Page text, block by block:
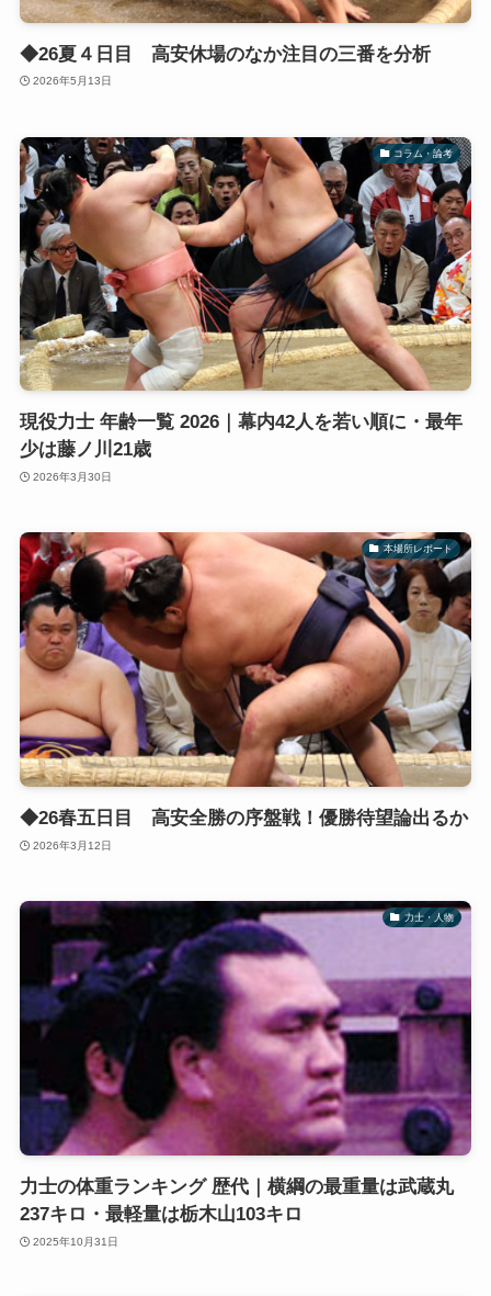
◆26夏４日目 高安休場のなか注目の三番を分析
2026年5月13日
コラム・論考
現役力士 年齢一覧 2026｜幕内42人を若い順に・最年
少は藤ノ川21歳
2026年3月30日
本場所レポート
◆26春五日目 高安全勝の序盤戦！優勝待望論出るか
2026年3月12日
力士・人物
力士の体重ランキング 歴代｜横綱の最重量は武蔵丸
237キロ・最軽量は栃木山103キロ
2025年10月31日